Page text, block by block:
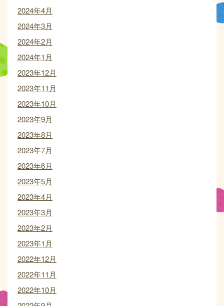
2024年4月
2024年3月
2024年2月
2024年1月
2023年12月
2023年11月
2023年10月
2023年9月
2023年8月
2023年7月
2023年6月
2023年5月
2023年4月
2023年3月
2023年2月
2023年1月
2022年12月
2022年11月
2022年10月